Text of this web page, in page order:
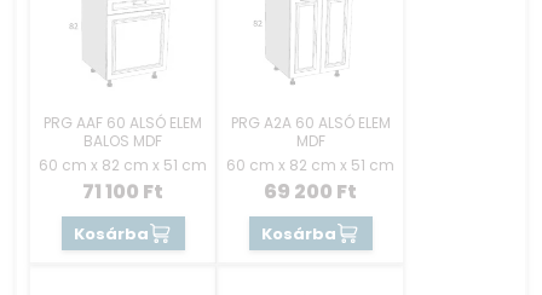
PRG AAF 60 ALSÓ ELEM
BALOS MDF
60 cm x 82 cm x 51 cm
71 100 Ft
Kosárba
PRG A2A 60 ALSÓ ELEM
MDF
60 cm x 82 cm x 51 cm
69 200 Ft
Kosárba